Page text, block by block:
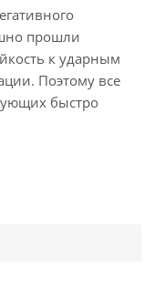
прошли
к ударным
Поэтому все
быстро